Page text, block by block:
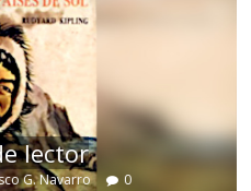
lector
G. Navarro 0